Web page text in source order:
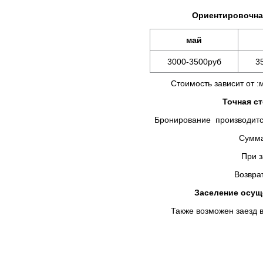
май
3000-3500руб
Стоимость зависит от
Точная
Бронирование
Сумма предоплаты
При заселении Вы
Возврат брони не
Заселение
Также возможен заезд в